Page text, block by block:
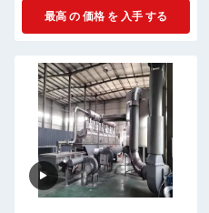
最高 の 価格 を 入手 する